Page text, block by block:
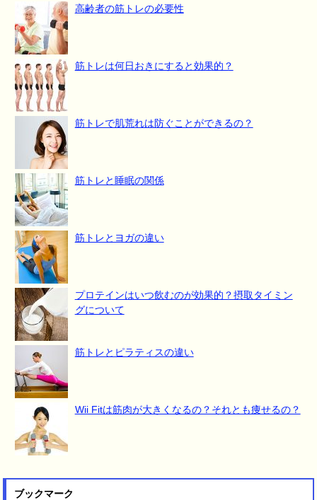
高齢者の筋トレの必要性
筋トレは何日おきにすると効果的？
筋トレで肌荒れは防ぐことができるの？
筋トレと睡眠の関係
筋トレとヨガの違い
プロテインはいつ飲むのが効果的？摂取タイミン
グについて
筋トレとピラティスの違い
Wii Fitは筋肉が大きくなるの？それとも痩せるの？
ブックマーク